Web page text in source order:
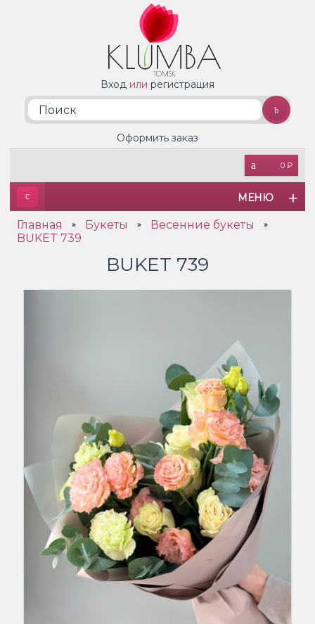
Вход или регистрация
0 ₽
Оформить заказ
МЕНЮ
Главная » Букеты » Весенние букеты »
BUKET 739
BUKET 739